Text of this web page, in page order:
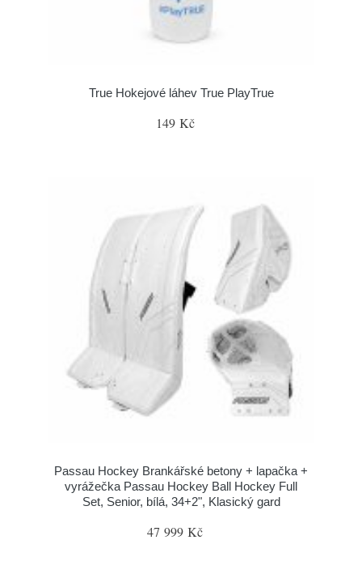
True Hokejové láhev True PlayTrue
149 Kč
Passau Hockey Brankářské betony + lapačka +
vyrážečka Passau Hockey Ball Hockey Full
Set, Senior, bílá, 34+2", Klasický gard
47 999 Kč